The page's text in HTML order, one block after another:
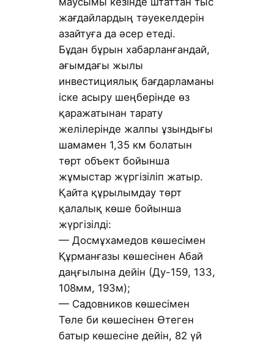
жағдайлардың тәуекелдерін
азайтуға да әсер етеді.
Бұдан бұрын хабарланғандай,
ағымдағы жылы
инвестициялық бағдарламаны
іске асыру шеңберінде өз
қаражатынан тарату
желілерінде жалпы ұзындығы
шамамен 1,35 км болатын
төрт объект бойынша
жұмыстар жүргізіліп жатыр.
Қайта құрылымдау төрт
қалалық көше бойынша
жүргізілді:
— Досмұхамедов көшесімен
Құрманғазы көшесінен Абай
даңғылына дейін (Ду-159, 133,
108мм, 193м);
— Садовников көшесімен
Төле би көшесінен Өтеген
батыр көшесіне дейін, 82 үй